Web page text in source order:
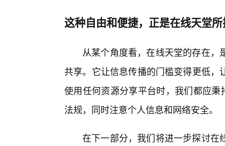
这种自由和便捷，正是在线天堂
从某个角度看，在线天堂的存在
共享。它让信息传播的门槛变得更低
使用任何资源分享平台时，我们都应
法规，同时注意个人信息和网络安全。
在下一部分，我们将进一步探讨在